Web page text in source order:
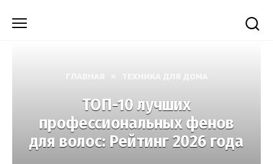
ТОП-10 лучших
профессиональных фенов
для волос: Рейтинг 2026 года